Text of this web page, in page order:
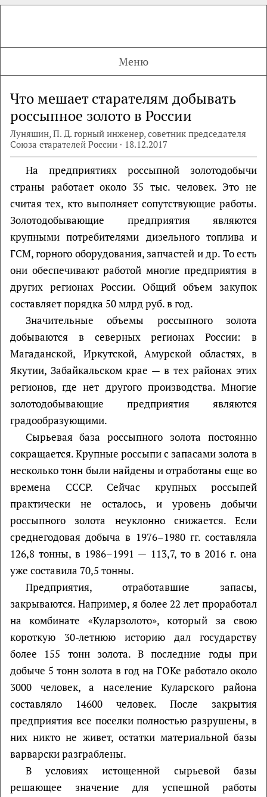
Меню
Что мешает старателям добывать
россыпное золото в России
Луняшин, П. Д. горный инженер, советник председателя
Союза старателей России · 18.12.2017
На предприятиях россыпной золотодобычи
страны работает около 35 тыс. человек. Это не
считая тех, кто выполняет сопутствующие работы.
Золотодобывающие предприятия являются
крупными потребителями дизельного топлива и
ГСМ, горного оборудования, запчастей и др. То есть
они обеспечивают работой многие предприятия в
других регионах России. Общий объем закупок
составляет порядка 50 млрд руб. в год.
Значительные объемы россыпного золота
добываются в северных регионах России: в
Магаданской, Иркутской, Амурской областях, в
Якутии, Забайкальском крае — в тех районах этих
регионов, где нет другого производства. Многие
золотодобывающие предприятия являются
градообразующими.
Сырьевая база россыпного золота постоянно
сокращается. Крупные россыпи с запасами золота в
несколько тонн были найдены и отработаны еще во
времена СССР. Сейчас крупных россыпей
практически не осталось, и уровень добычи
россыпного золота неуклонно снижается. Если
среднегодовая добыча в 1976–1980 гг. составляла
126,8 тонны, в 1986–1991 — 113,7, то в 2016 г. она
уже составила 70,5 тонны.
Предприятия, отработавшие запасы,
закрываются. Например, я более 22 лет проработал
на комбинате «Куларзолото», который за свою
короткую 30-летнюю историю дал государству
более 155 тонн золота. В последние годы при
добыче 5 тонн золота в год на ГОКе работало около
3000 человек, а население Куларского района
составляло 14600 человек. После закрытия
предприятия все поселки полностью разрушены, в
них никто не живет, остатки материальной базы
варварски разграблены.
В условиях истощенной сырьевой базы
решающее значение для успешной работы